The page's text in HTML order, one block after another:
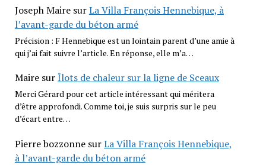
Joseph MairesurLa Villa François Hennebique, à
l’avant-garde du béton armé
Précision : F Hennebique est un lointain parent d’une amie à
qui j’ai fait suivre l’article. En réponse, elle m’a…
MairesurÎlots de chaleur sur la ligne de Sceaux
Merci Gérard pour cet article intéressant qui méritera
d’être approfondi. Comme toi, je suis surpris sur le peu
d’écart entre…
Pierre bozzonnesurLa Villa François Hennebique,
à l’avant-garde du béton armé